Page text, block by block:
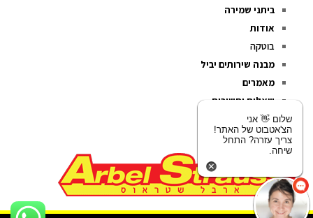
ביתני שמירה
אודות
בוטקה
מבנה שירותים יביל
מאמרים
שאלות ותשובות
צור קשר
שלום 👋 אני
הצ'אטבוט של האתר!
צריך עזרה? התחל
שיחה.